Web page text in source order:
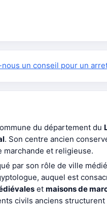
un conseil pour un
du département du
. Son centre ancien
marchande et religieuse.
par son rôle de ville
auquel est
et maisons de
civils anciens